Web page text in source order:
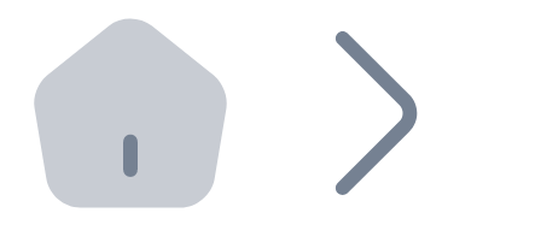
Distributeurs automatiques Bitnovo
Intégrez un ATM Bitnovo dans votre entreprise et
API Bitnovo
Intégrez notre API dans votre écosystème.